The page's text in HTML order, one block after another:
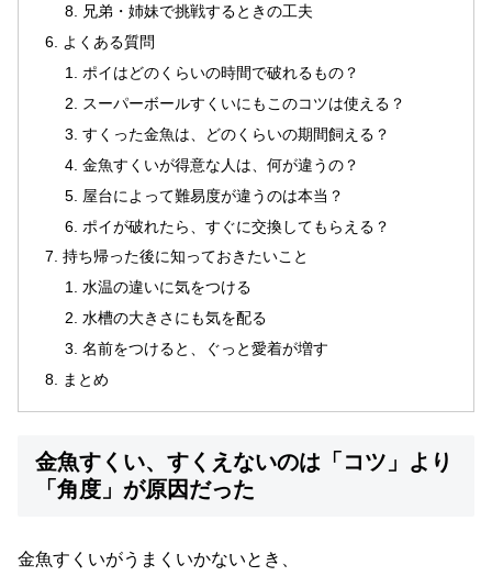
兄弟・姉妹で挑戦するときの工夫
よくある質問
ポイはどのくらいの時間で破れるもの？
スーパーボールすくいにもこのコツは使える？
すくった金魚は、どのくらいの期間飼える？
金魚すくいが得意な人は、何が違うの？
屋台によって難易度が違うのは本当？
ポイが破れたら、すぐに交換してもらえる？
持ち帰った後に知っておきたいこと
水温の違いに気をつける
水槽の大きさにも気を配る
名前をつけると、ぐっと愛着が増す
まとめ
金魚すくい、すくえないのは「コツ」より
「角度」が原因だった
金魚すくいがうまくいかないとき、